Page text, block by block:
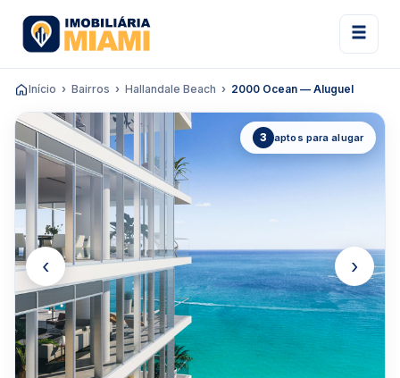
Início Bairros Hallandale Beach 2000 Ocean — Aluguel
3 aptos para alugar
‹ ›